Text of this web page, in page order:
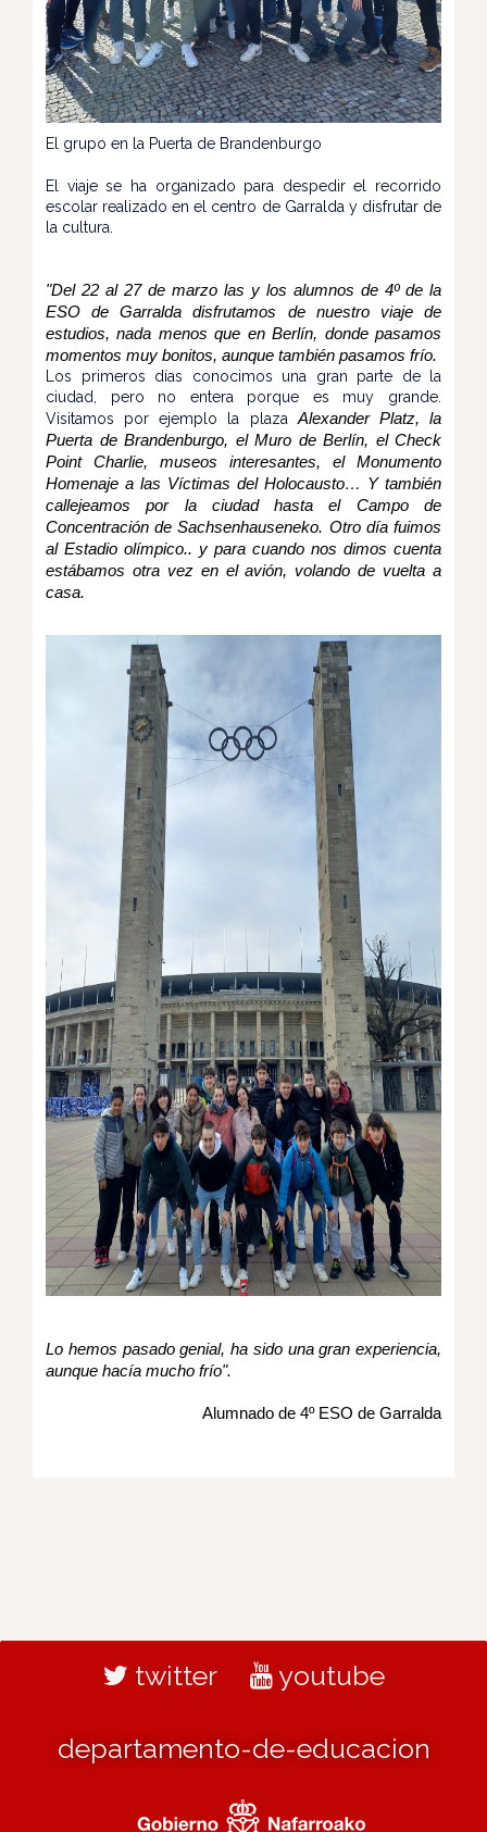
El grupo en la Puerta de Brandenburgo
El viaje se ha organizado para despedir el recorrido
escolar realizado en el centro de Garralda y disfrutar de
la cultura.
"Del 22 al 27 de marzo las y los alumnos de 4º de la
ESO de Garralda disfrutamos de nuestro viaje de
estudios, nada menos que en Berlín, donde pasamos
momentos muy bonitos, aunque también pasamos frío.
Los primeros días conocimos una gran parte de la
ciudad, pero no entera porque es muy grande.
Visitamos por ejemplo la plaza Alexander Platz, la
Puerta de Brandenburgo, el Muro de Berlín, el Check
Point Charlie, museos interesantes, el Monumento
Homenaje a las Víctimas del Holocausto… Y también
callejeamos por la ciudad hasta el Campo de
Concentración de Sachsenhauseneko. Otro día fuimos
al Estadio olímpico.. y para cuando nos dimos cuenta
estábamos otra vez en el avión, volando de vuelta a
casa.
Lo hemos pasado genial, ha sido una gran experiencia,
aunque hacía mucho frío".
Alumnado de 4º ESO de Garralda
twitter youtube
departamento-de-educacion